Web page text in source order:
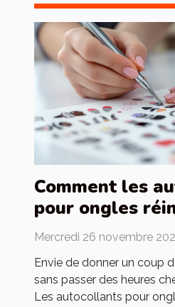
Comment les
pour ongles
manucure
Mercredi 26 novembre
Envie de donner un coup
sans passer des heures
Les autocollants pour